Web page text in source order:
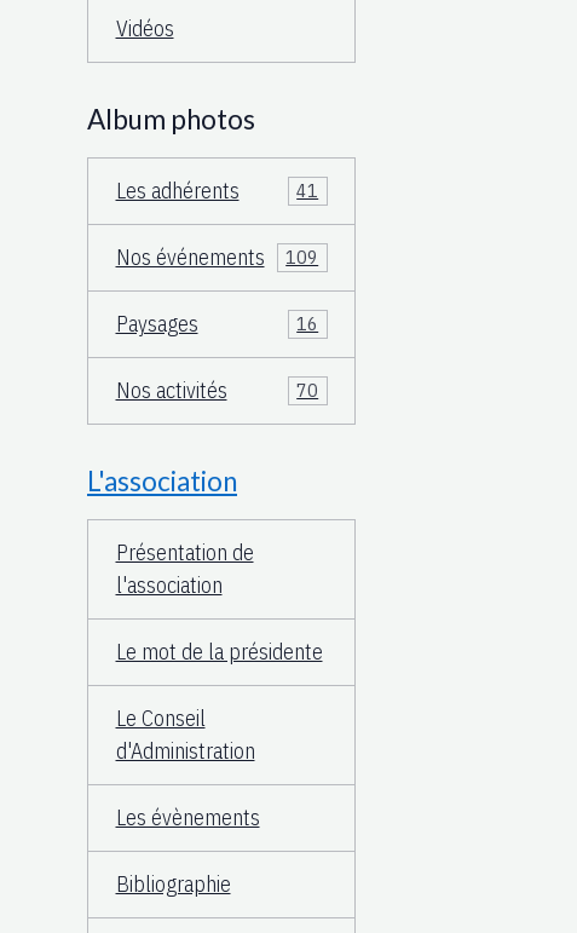
Vidéos
Album photos
Les adhérents 41
Nos événements 109
Paysages 16
Nos activités 70
L'association
Présentation de
l'association
Le mot de la présidente
Le Conseil
d'Administration
Les évènements
Bibliographie